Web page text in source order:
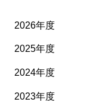
2026年度
2025年度
2024年度
2023年度